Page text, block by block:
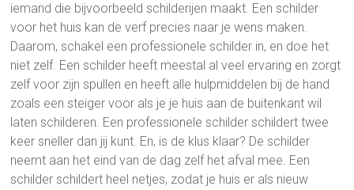
iemand die bijvoorbeeld schilderijen maakt. Een schilder
voor het huis kan de verf precies naar je wens maken.
Daarom, schakel een professionele schilder in, en doe het
niet zelf. Een schilder heeft meestal al veel ervaring en zorgt
zelf voor zijn spullen en heeft alle hulpmiddelen bij de hand
zoals een steiger voor als je je huis aan de buitenkant wil
laten schilderen. Een professionele schilder schildert twee
keer sneller dan jij kunt. En, is de klus klaar? De schilder
neemt aan het eind van de dag zelf het afval mee. Een
schilder schildert heel netjes, zodat je huis er als nieuw